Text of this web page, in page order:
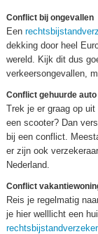
Conflict bij ongevallen
Een
dekking door heel
wereld. Kijk dit dus
verkeersongevallen,
Conflict gehuurde auto
Trek je er graag op
een scooter? Dan
bij een conflict.
er zijn ook
Nederland.
Conflict
Reis je regelmatig
je hier welllicht een